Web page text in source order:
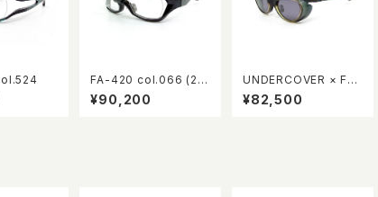
FA-420 col.066 (27/
30)
¥90,200
UNDERCOVER × FA
CTORY900 FA-460
col.669
¥82,500